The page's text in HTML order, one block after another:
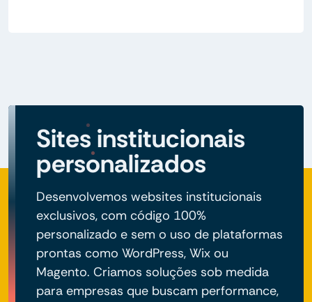
Sites institucionais
personalizados
Desenvolvemos websites institucionais
exclusivos, com código 100%
personalizado e sem o uso de plataformas
prontas como WordPress, Wix ou
Magento. Criamos soluções sob medida
para empresas que buscam performance,